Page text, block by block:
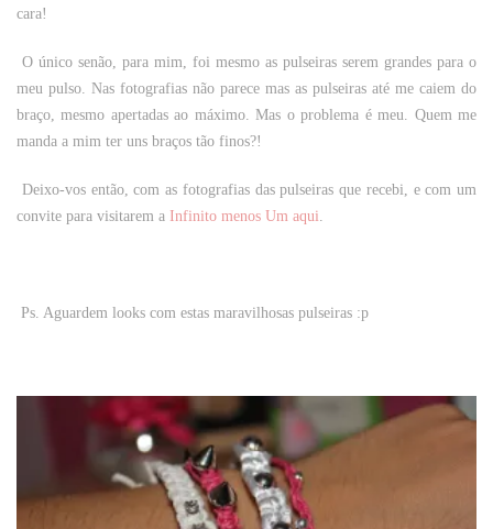
cara!
O único senão, para mim, foi mesmo as pulseiras serem grandes para o
meu pulso. Nas fotografias não parece mas as pulseiras até me caiem do
braço, mesmo apertadas ao máximo. Mas o problema é meu. Quem me
manda a mim ter uns braços tão finos?!
Deixo-vos então, com as fotografias das pulseiras que recebi, e com um
convite para visitarem a Infinito menos Um aqui.
Ps. Aguardem looks com estas maravilhosas pulseiras :p